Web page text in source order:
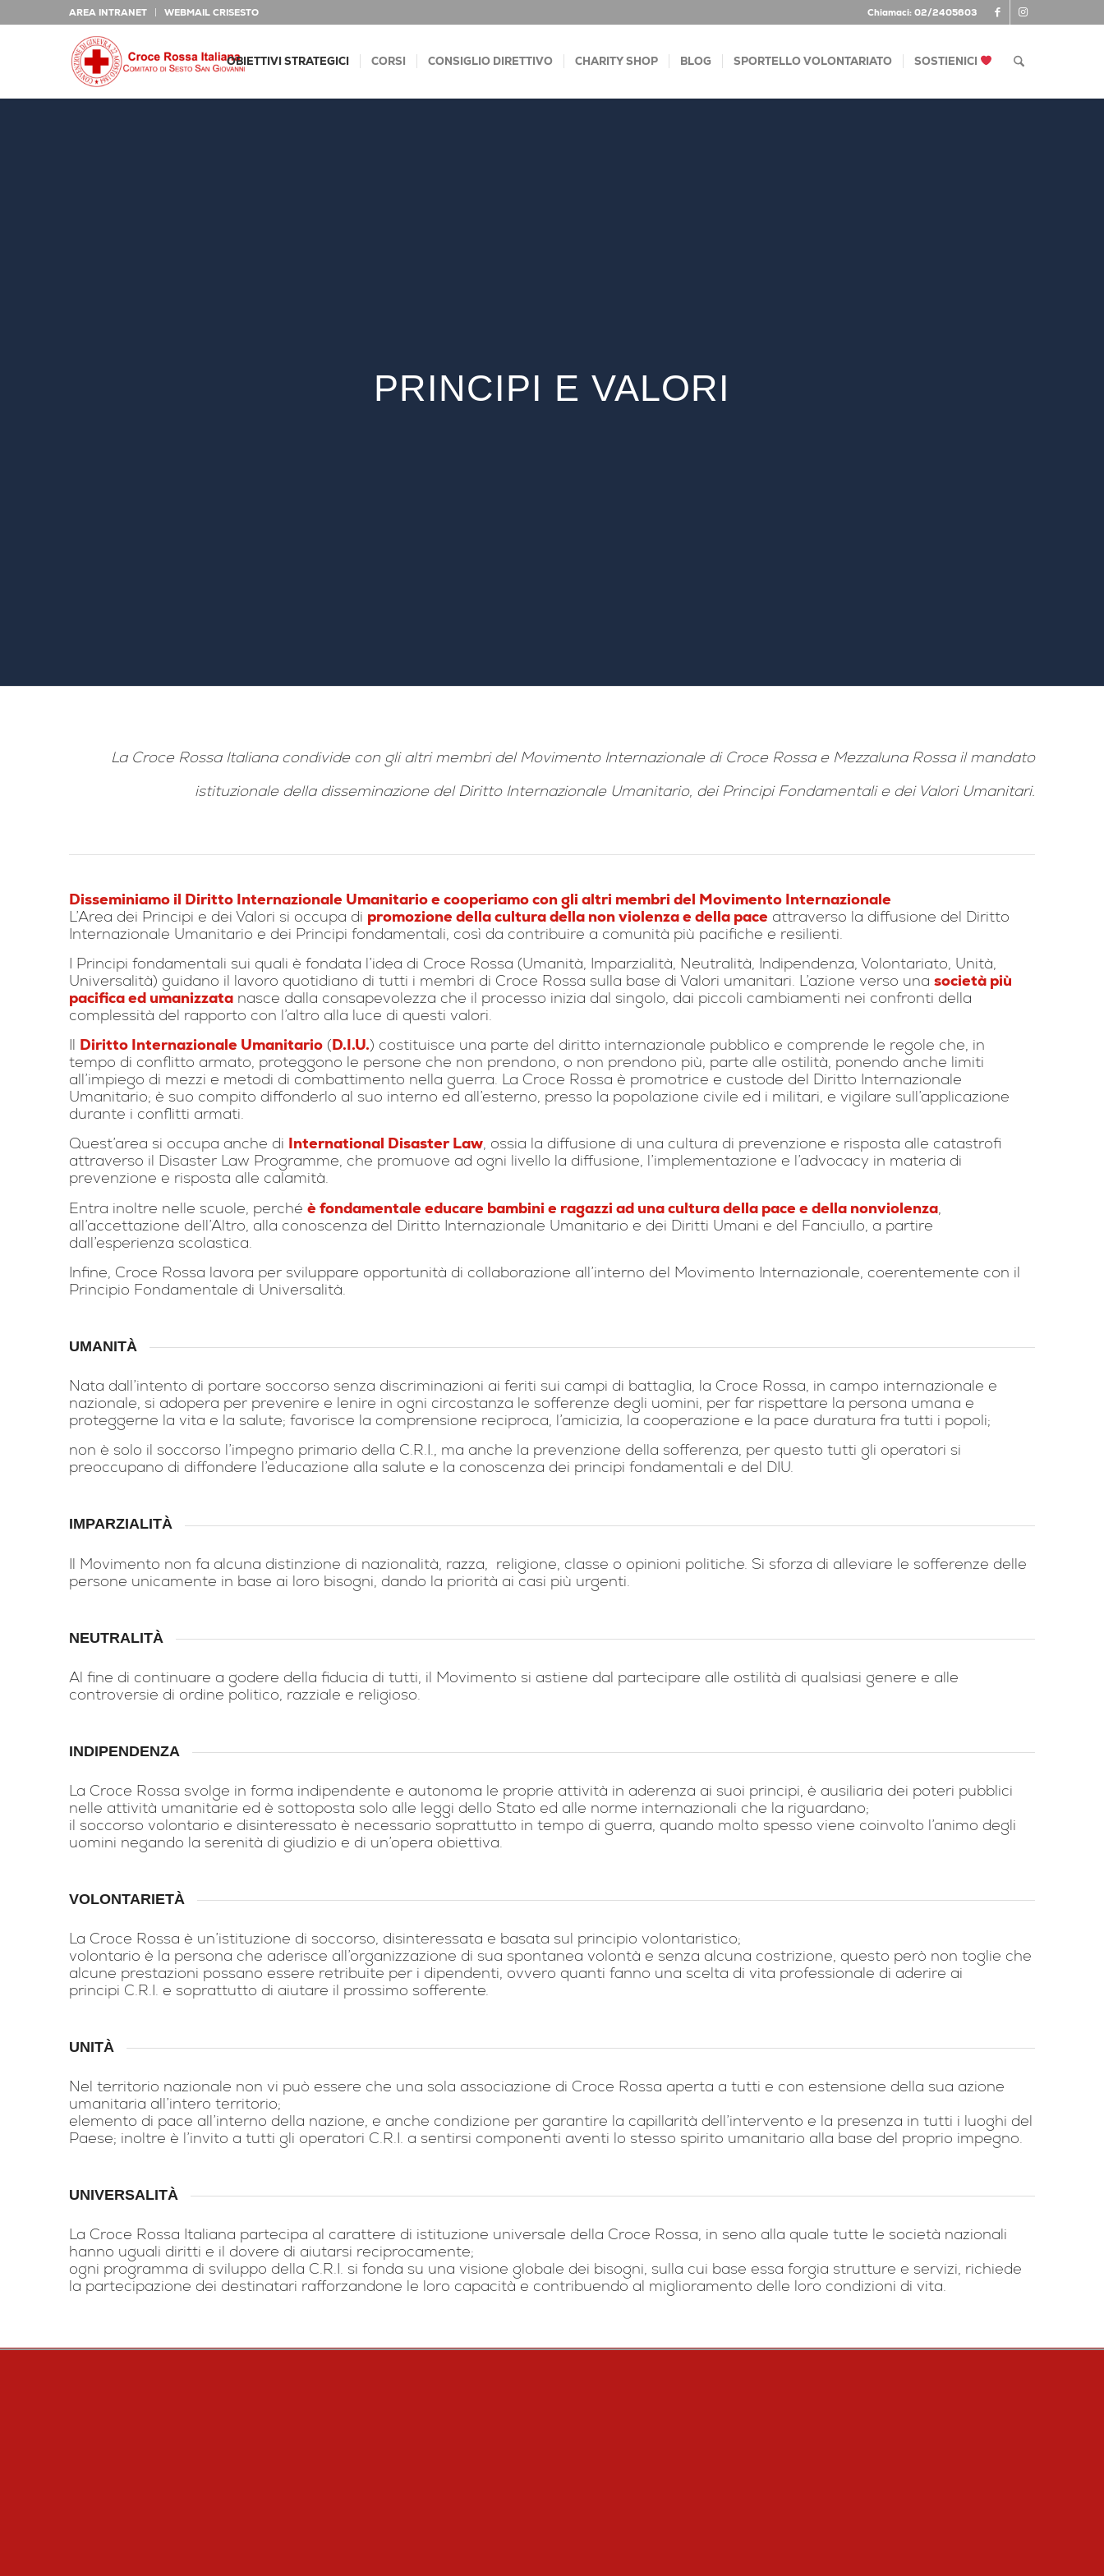
AREA INTRANET WEBMAIL CRISESTO Chiamaci: 02/2405603
OBIETTIVI STRATEGICI CORSI CONSIGLIO DIRETTIVO CHARITY SHOP BLOG SPORTELLO VOLONTARIATO SOSTIENICI
PRINCIPI E VALORI
La Croce Rossa Italiana condivide con gli altri membri del Movimento Internazionale di Croce Rossa e Mezzaluna Rossa il mandato
istituzionale della disseminazione del Diritto Internazionale Umanitario, dei Principi Fondamentali e dei Valori Umanitari.
Disseminiamo il Diritto Internazionale Umanitario e cooperiamo con gli altri membri del Movimento Internazionale
L’Area dei Principi e dei Valori si occupa di promozione della cultura della non violenza e della pace attraverso la diffusione del Diritto
Internazionale Umanitario e dei Principi fondamentali, così da contribuire a comunità più pacifiche e resilienti.
I Principi fondamentali sui quali è fondata l’idea di Croce Rossa (Umanità, Imparzialità, Neutralità, Indipendenza, Volontariato, Unità,
Universalità) guidano il lavoro quotidiano di tutti i membri di Croce Rossa sulla base di Valori umanitari. L’azione verso una società più
pacifica ed umanizzatanasce dalla consapevolezza che il processo inizia dal singolo, dai piccoli cambiamenti nei confronti della
complessità del rapporto con l’altro alla luce di questi valori.
Il Diritto Internazionale Umanitario(D.I.U.) costituisce una parte del diritto internazionale pubblico e comprende le regole che, in
tempo di conflitto armato, proteggono le persone che non prendono, o non prendono più, parte alle ostilità, ponendo anche limiti
all’impiego di mezzi e metodi di combattimento nella guerra. La Croce Rossa è promotrice e custode del Diritto Internazionale
Umanitario; è suo compito diffonderlo al suo interno ed all’esterno, presso la popolazione civile ed i militari, e vigilare sull’applicazione
durante i conflitti armati.
Quest’area si occupa anche di International Disaster Law, ossia la diffusione di una cultura di prevenzione e risposta alle catastrofi
attraverso il Disaster Law Programme, che promuove ad ogni livello la diffusione, l’implementazione e l’advocacy in materia di
prevenzione e risposta alle calamità.
Entra inoltre nelle scuole, perché è fondamentale educare bambini e ragazzi ad una cultura della pace e della nonviolenza,
all’accettazione dell’Altro, alla conoscenza del Diritto Internazionale Umanitario e dei Diritti Umani e del Fanciullo, a partire
dall’esperienza scolastica.
Infine, Croce Rossa lavora per sviluppare opportunità di collaborazione all’interno del Movimento Internazionale, coerentemente con il
Principio Fondamentale di Universalità.
UMANITÀ
Nata dall’intento di portare soccorso senza discriminazioni ai feriti sui campi di battaglia, la Croce Rossa, in campo internazionale e
nazionale, si adopera per prevenire e lenire in ogni circostanza le sofferenze degli uomini, per far rispettare la persona umana e
proteggerne la vita e la salute; favorisce la comprensione reciproca, l’amicizia, la cooperazione e la pace duratura fra tutti i popoli;
non è solo il soccorso l’impegno primario della C.R.I., ma anche la prevenzione della sofferenza, per questo tutti gli operatori si
preoccupano di diffondere l’educazione alla salute e la conoscenza dei principi fondamentali e del DIU.
IMPARZIALITÀ
Il Movimento non fa alcuna distinzione di nazionalità, razza, religione, classe o opinioni politiche. Si sforza di alleviare le sofferenze delle
persone unicamente in base ai loro bisogni, dando la priorità ai casi più urgenti.
NEUTRALITÀ
Al fine di continuare a godere della fiducia di tutti, il Movimento si astiene dal partecipare alle ostilità di qualsiasi genere e alle
controversie di ordine politico, razziale e religioso.
INDIPENDENZA
La Croce Rossa svolge in forma indipendente e autonoma le proprie attività in aderenza ai suoi principi, è ausiliaria dei poteri pubblici
nelle attività umanitarie ed è sottoposta solo alle leggi dello Stato ed alle norme internazionali che la riguardano;
il soccorso volontario e disinteressato è necessario soprattutto in tempo di guerra, quando molto spesso viene coinvolto l’animo degli
uomini negando la serenità di giudizio e di un’opera obiettiva.
VOLONTARIETÀ
La Croce Rossa è un’istituzione di soccorso, disinteressata e basata sul principio volontaristico;
volontario è la persona che aderisce all’organizzazione di sua spontanea volontà e senza alcuna costrizione, questo però non toglie che
alcune prestazioni possano essere retribuite per i dipendenti, ovvero quanti fanno una scelta di vita professionale di aderire ai
principi C.R.I. e soprattutto di aiutare il prossimo sofferente.
UNITÀ
Nel territorio nazionale non vi può essere che una sola associazione di Croce Rossa aperta a tutti e con estensione della sua azione
umanitaria all’intero territorio;
elemento di pace all’interno della nazione, e anche condizione per garantire la capillarità dell’intervento e la presenza in tutti i luoghi del
Paese; inoltre è l’invito a tutti gli operatori C.R.I. a sentirsi componenti aventi lo stesso spirito umanitario alla base del proprio impegno.
UNIVERSALITÀ
La Croce Rossa Italiana partecipa al carattere di istituzione universale della Croce Rossa, in seno alla quale tutte le società nazionali
hanno uguali diritti e il dovere di aiutarsi reciprocamente;
ogni programma di sviluppo della C.R.I. si fonda su una visione globale dei bisogni, sulla cui base essa forgia strutture e servizi, richiede
la partecipazione dei destinatari rafforzandone le loro capacità e contribuendo al miglioramento delle loro condizioni di vita.